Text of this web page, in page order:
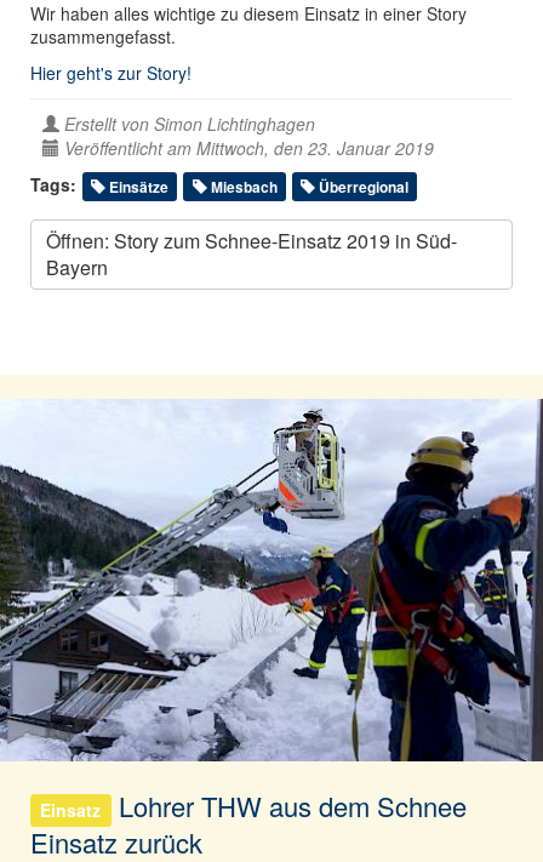
Wir haben alles wichtige zu diesem Einsatz in einer Story
zusammengefasst.
Hier geht's zur Story!
Erstellt von Simon Lichtinghagen
Veröffentlicht am Mittwoch, den 23. Januar 2019
Tags:
Einsätze Miesbach Überregional
Öffnen: Story zum Schnee-Einsatz 2019 in Süd-
Bayern
Einsatz
Lohrer THW aus dem Schnee
Einsatz zurück